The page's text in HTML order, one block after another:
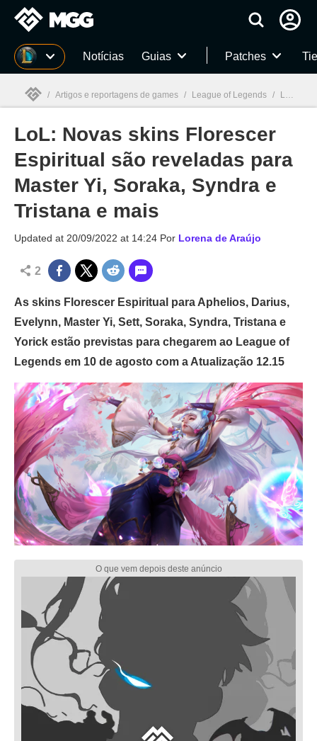
Millenium Notícias Guias Patches
Millenium
/ Artigos e reportagens de games / League of Legends / LoL: Novas skins Florescer Espiritual são reveladas para Master Yi, Soraka, Syndra e Tristana e mais
LoL: Novas skins Florescer
Espiritual são reveladas para
Master Yi, Soraka, Syndra e
Tristana e mais
Updated at 20/09/2022 at 14:24 Por Lorena de Araújo
2
As skins Florescer Espiritual para Aphelios, Darius,
Evelynn, Master Yi, Sett, Soraka, Syndra, Tristana e
Yorick estão previstas para chegarem ao League of
Legends em 10 de agosto com a Atualização 12.15